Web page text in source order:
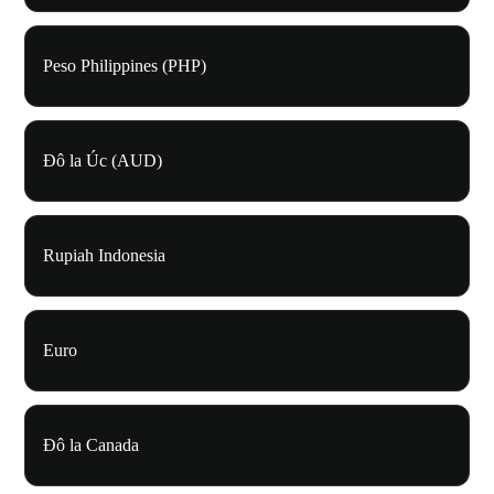
Peso Philippines (PHP)
Đô la Úc (AUD)
Rupiah Indonesia
Euro
Đô la Canada